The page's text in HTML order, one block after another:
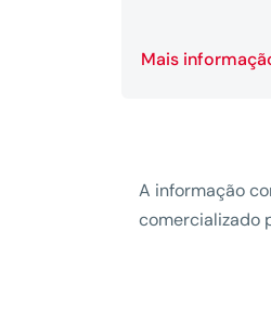
Mais
A informação
comercializado